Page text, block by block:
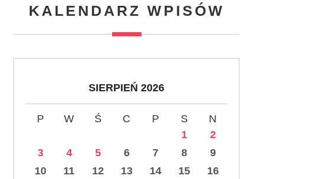
KALENDARZ WPISÓW
SIERPIEŃ 2026
P W Ś C P S
N
1
2
3
4 5 6 7 8
9
10
11 12 13 14 15
16